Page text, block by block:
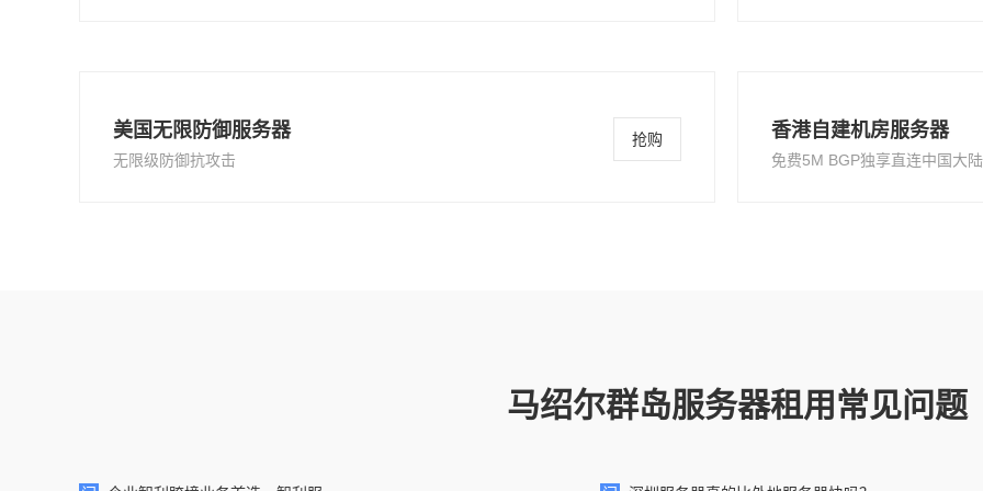
美国无限防御服务器
无限级防御抗攻击
抢购 香港自建机房服务器
免费5M BGP独享直连中国大陆
马绍尔群岛服务器租用常见问题